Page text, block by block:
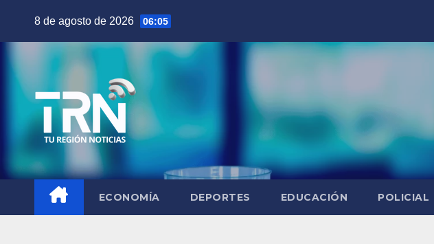
8 de agosto de 2026 06:05
ECONOMÍA DEPORTES EDUCACIÓN POLICIAL